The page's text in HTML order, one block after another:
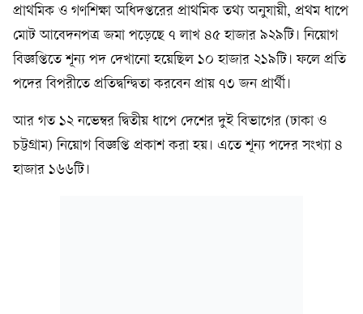
প্রাথমিক ও গণশিক্ষা অধিদপ্তরের প্রাথমিক তথ্য অনুযায়ী, প্রথম ধাপে
মোট আবেদনপত্র জমা পড়েছে ৭ লাখ ৪৫ হাজার ৯২৯টি। নিয়োগ
বিজ্ঞপ্তিতে শূন্য পদ দেখানো হয়েছিল ১০ হাজার ২১৯টি। ফলে প্রতি
পদের বিপরীতে প্রতিদ্বন্দ্বিতা করবেন প্রায় ৭৩ জন প্রার্থী।
আর গত ১২ নভেম্বর দ্বিতীয় ধাপে দেশের ‍দুই বিভাগের (ঢাকা ও
চট্টগ্রাম) নিয়োগ বিজ্ঞপ্তি প্রকাশ করা হয়। এতে শূন্য পদের সংখ্যা ৪
হাজার ১৬৬টি।